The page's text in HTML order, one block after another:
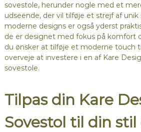
sovestole, herunder nogle med et
udseende, der vil tilføje et strejf af
moderne designs er også yderst
de er designet med fokus på komfort
du ønsker at tilføje et moderne touch
overveje at investere i en af Kare
sovestole.
Tilpas din Kare
Sovestol til din